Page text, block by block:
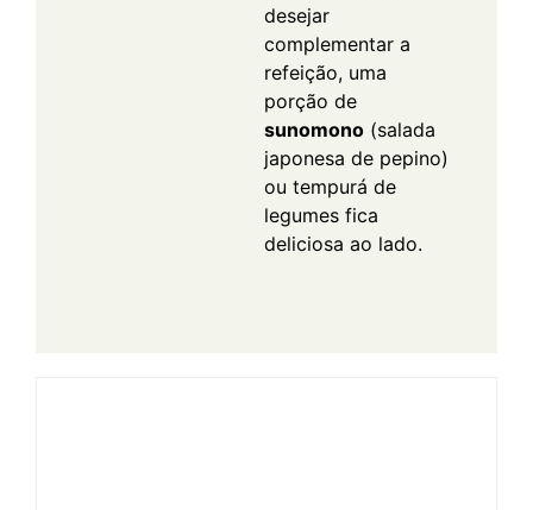
desejar
complementar a
refeição, uma
porção de
sunomono (salada
japonesa de pepino)
ou tempurá de
legumes fica
deliciosa ao lado.